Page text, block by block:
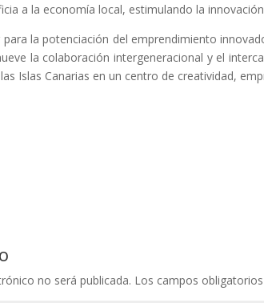
a la economía local, estimulando la
la potenciación del emprendimiento
la colaboración intergeneracional y el
Islas Canarias en un centro de creatividad,
no será publicada. Los campos